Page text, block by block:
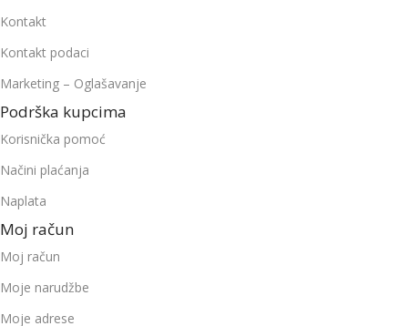
Kontakt
Kontakt podaci
Marketing – Oglašavanje
Podrška kupcima
Korisnička pomoć
Načini plaćanja
Naplata
Moj račun
Moj račun
Moje narudžbe
Moje adrese